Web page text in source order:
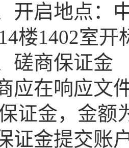
启地点：中
楼1402室开
商保证金
在响应文件
证金，金额
金提交账户